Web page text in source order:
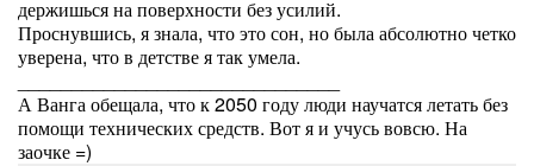
держишься на поверхности без усилий.
Проснувшись, я знала, что это сон, но была абсолютно четко
уверена, что в детстве я так умела.
А Ванга обещала, что к 2050 году люди научатся летать без
помощи технических средств. Вот я и учусь вовсю. На
заочке =)